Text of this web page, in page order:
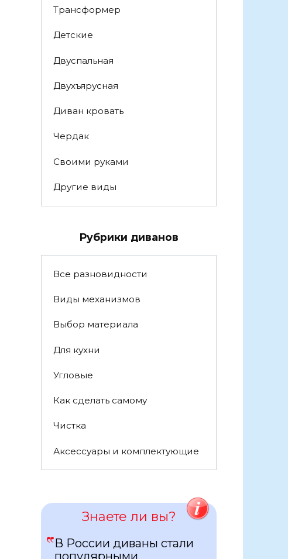
Трансформер
Детские
Двуспальная
Двухъярусная
Диван кровать
Чердак
Своими руками
Другие виды
Рубрики диванов
Все разновидности
Виды механизмов
Выбор материала
Для кухни
Угловые
Как сделать самому
Чистка
Аксессуары и комплектующие
Знаете ли вы?
В России диваны стали
популярными